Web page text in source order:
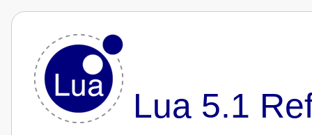
Lua 5.1